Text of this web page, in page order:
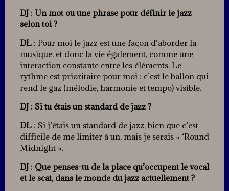
DJ : Un mot ou une phrase pour définir le jazz
selon toi ?
DL: Pour moi le jazz est une façon d’aborder la
musique, et donc la vie également, comme une
interaction constante entre les éléments. Le
rythme est prioritaire pour moi : c’est le ballon qui
rend le gaz (mélodie, harmonie et tempo) visible.
DJ : Si tu étais un standard de jazz ?
DL: Si j’étais un standard de jazz, bien que c’est
difficile de me limiter à un, mais je serais « ‘Round
Midnight ».
DJ : Que penses-tu de la place qu’occupent le vocal
et le scat, dans le monde du jazz actuellement ?